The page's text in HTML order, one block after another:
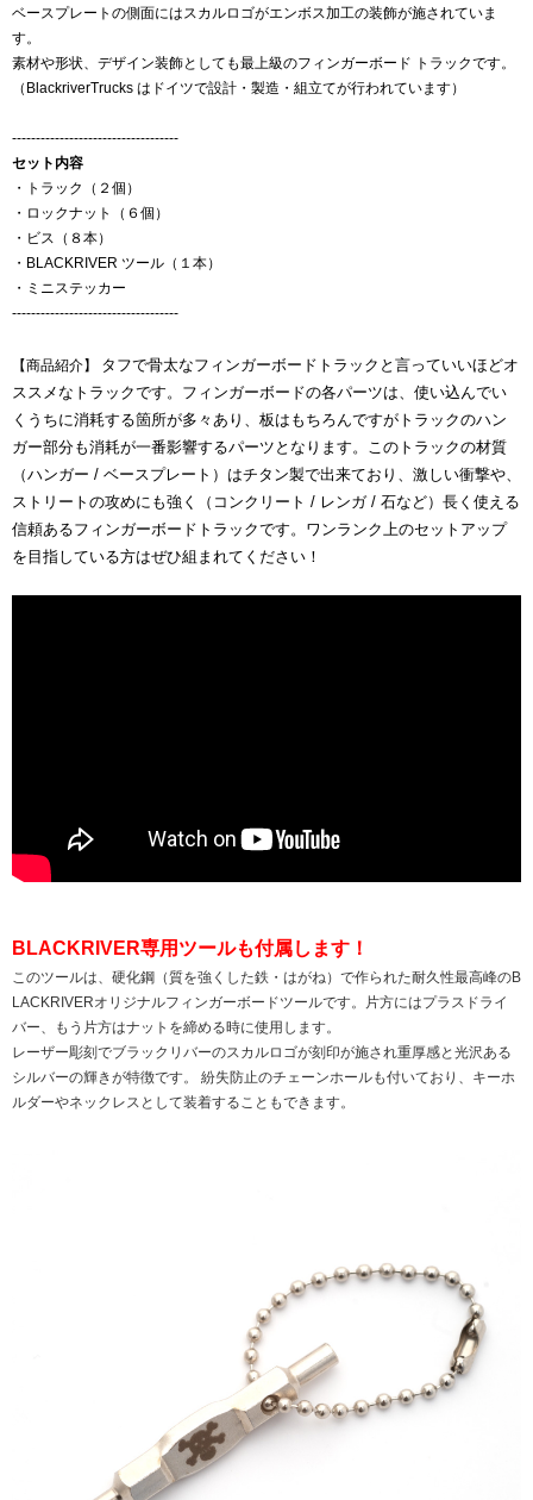
ベースプレートの側面にはスカルロゴがエンボス加工の装飾が施されていま
す。
素材や形状、デザイン装飾としても最上級のフィンガーボード トラックです。
（BlackriverTrucks はドイツで設計・製造・組立てが行われています）
-----------------------------------
セット内容
・トラック（２個）
・ロックナット（６個）
・ビス（８本）
・BLACKRIVER ツール（１本）
・ミニステッカー
-----------------------------------
【商品紹介】 タフで骨太なフィンガーボードトラックと言っていいほどオ
ススメなトラックです。フィンガーボードの各パーツは、使い込んでい
くうちに消耗する箇所が多々あり、板はもちろんですがトラックのハン
ガー部分も消耗が一番影響するパーツとなります。このトラックの材質
（ハンガー / ベースプレート）はチタン製で出来ており、激しい衝撃や、
ストリートの攻めにも強く（コンクリート / レンガ / 石など）長く使える
信頼あるフィンガーボードトラックです。ワンランク上のセットアップ
を目指している方はぜひ組まれてください！
BLACKRIVER専用ツールも付属します！
このツールは、硬化鋼（質を強くした鉄・はがね）で作られた耐久性最高峰のB
LACKRIVERオリジナルフィンガーボードツールです。片方にはプラスドライ
バー、もう片方はナットを締める時に使用します。
レーザー彫刻でブラックリバーのスカルロゴが刻印が施され重厚感と光沢ある
シルバーの輝きが特徴です。 紛失防止のチェーンホールも付いており、キーホ
ルダーやネックレスとして装着することもできます。